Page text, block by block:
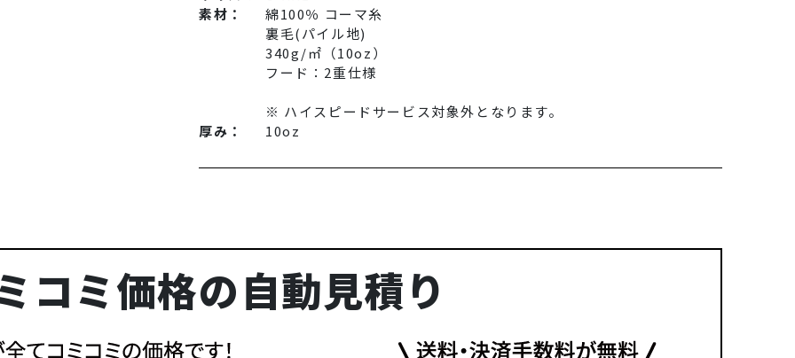
素材：
綿100％ コーマ糸
裏毛(パイル地)
340g/㎡（10oz）
フード：2重仕様
※ ハイスピードサービス対象外となります。
厚み：
10oz
コミ価格の自動見積り